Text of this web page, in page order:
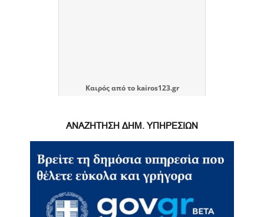
Καιρόςαπό το kairos123.gr
ΑΝΑΖΗΤΗΣΗ ΔΗΜ. ΥΠΗΡΕΣΙΩΝ